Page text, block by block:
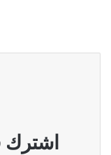
اشترك